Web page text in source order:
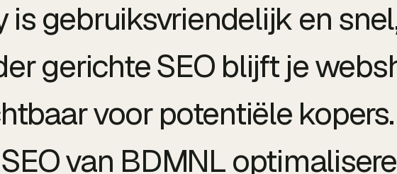
is gebruiksvriendelijk en
gerichte SEO blijft je
voor potentiële
van BDMNL